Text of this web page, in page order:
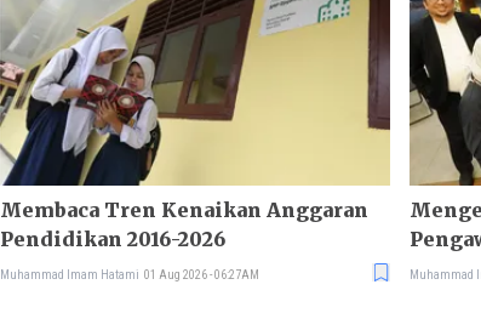
Membaca Tren Kenaikan Anggaran
Pendidikan 2016-2026
Muhammad Imam Hatami 01 Aug 2026 - 06:27AM Muhammad